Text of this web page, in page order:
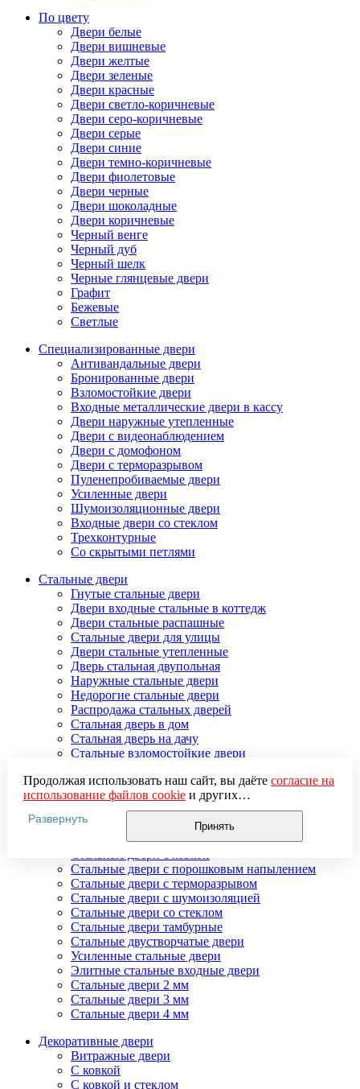
По цвету
Двери белые
Двери вишневые
Двери желтые
Двери зеленые
Двери красные
Двери светло-коричневые
Двери серо-коричневые
Двери серые
Двери синие
Двери темно-коричневые
Двери фиолетовые
Двери черные
Двери шоколадные
Двери коричневые
Черный венге
Черный дуб
Черный шелк
Черные глянцевые двери
Графит
Бежевые
Светлые
Специализированные двери
Антивандальные двери
Бронированные двери
Взломостойкие двери
Входные металлические двери в кассу
Двери наружные утепленные
Двери с видеонаблюдением
Двери с домофоном
Двери с терморазрывом
Пуленепробиваемые двери
Усиленные двери
Шумоизоляционные двери
Входные двери со стеклом
Трехконтурные
Со скрытыми петлями
Стальные двери
Гнутые стальные двери
Двери входные стальные в коттедж
Двери стальные распашные
Стальные двери для улицы
Двери стальные утепленные
Дверь стальная двупольная
Наружные стальные двери
Недорогие стальные двери
Распродажа стальных дверей
Стальная дверь в дом
Стальная дверь на дачу
Стальные взломостойкие двери
Стальные двери в подъезд
Стальные двери внутреннего открывания
Стальные двери массив
Стальные двери мдф
Стальные двери с зеркалом
Стальные двери с порошковым напылением
Стальные двери с терморазрывом
Стальные двери с шумоизоляцией
Стальные двери со стеклом
Стальные двери тамбурные
Стальные двустворчатые двери
Усиленные стальные двери
Элитные стальные входные двери
Стальные двери 2 мм
Стальные двери 3 мм
Стальные двери 4 мм
Декоративные двери
Витражные двери
С ковкой
С ковкой и стеклом
Продолжая использовать наш сайт, вы даёте согласие на
использование файлов cookieи других
пользовательских данных (включая IP-адрес, сведения о
местоположении, устройстве, действиях на сайте и т. п.)
для функционирования сайта, проведения
использования систем аналитики (например,
Яндекс.Метрика), в соответствии с нашей
обработки персональных данных.
Если вы не хотите, чтобы ваши данные обрабатывались,
настройте ограничения в браузере или покиньте сайт.
Развернуть
Принять